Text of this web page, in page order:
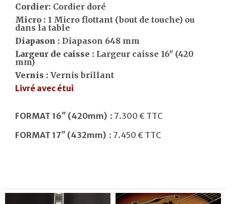
Cordier: Cordier doré
Micro : 1 Micro flottant (bout de touche) ou
dans la table
Diapason : Diapason 648 mm
Largeur de caisse : Largeur caisse 16" (420
mm)
Vernis : Vernis brillant
Livré avec étui
FORMAT 16″ (420mm) : 7.300 € TTC
FORMAT 17″ (432mm) : 7.450 € TTC